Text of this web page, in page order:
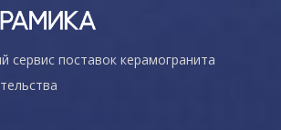
сервис поставок керамогранита